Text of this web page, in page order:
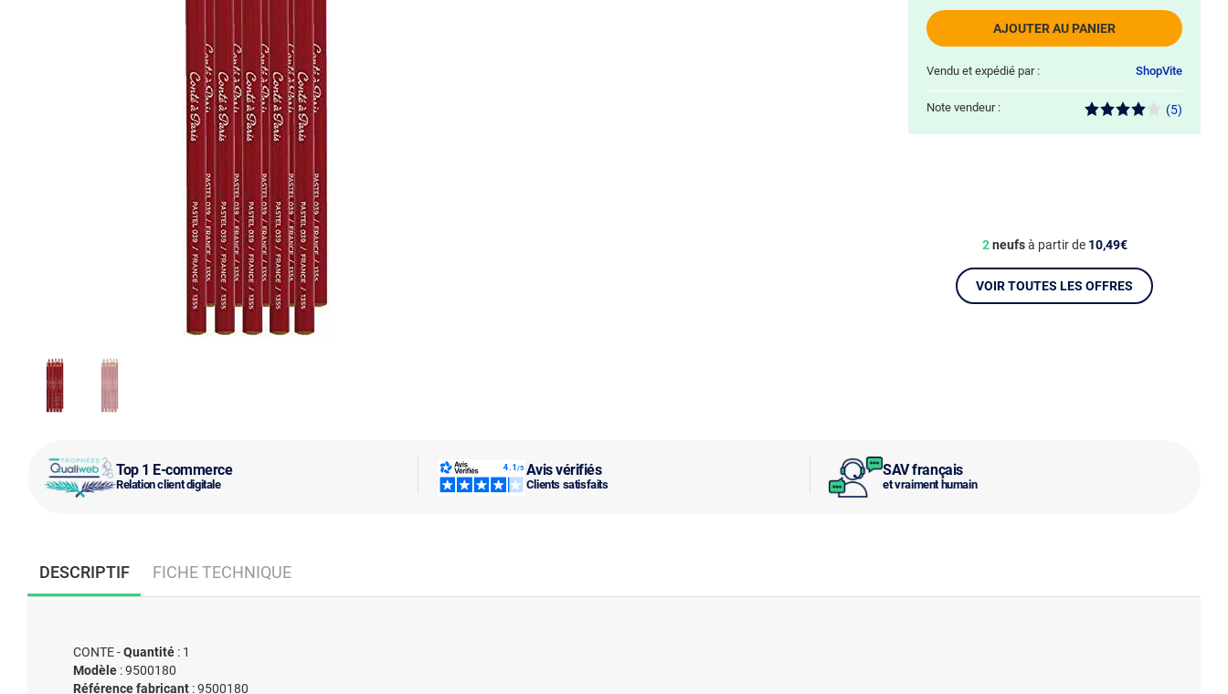
Top 1 E-commerce
Relation client digitale
Avis vérifiés
Clients satisfaits
SAV français
et vraiment humain
AJOUTER AU PANIER
Vendu et expédié par : ShopVite
Note vendeur : (5)
2neufsà partir de 10,49€
VOIR TOUTES LES OFFRES
DESCRIPTIF FICHE TECHNIQUE
CONTE -Quantité : 1
Modèle : 9500180
Référence fabricant : 9500180